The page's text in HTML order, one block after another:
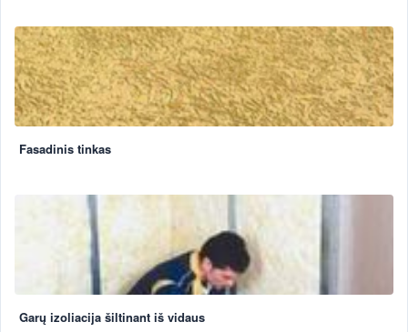
Fasadinis tinkas
Garų izoliacija šiltinant iš vidaus